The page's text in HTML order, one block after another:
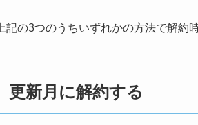
上記の3つのうちいずれかの方法で解約
更新月に解約する